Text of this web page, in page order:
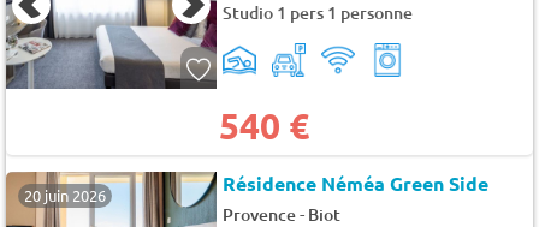
Studio 1 pers 1 personne
540 €
20 juin 2026 Résidence Néméa Green Side
Provence- Biot